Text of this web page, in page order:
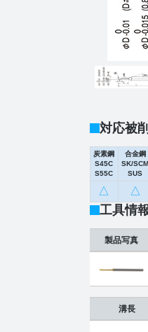
対応被
炭素鋼
S45C
S55C
合金鋼
SK/SCM
SUS
△ △
工具情
製品写真
溝長